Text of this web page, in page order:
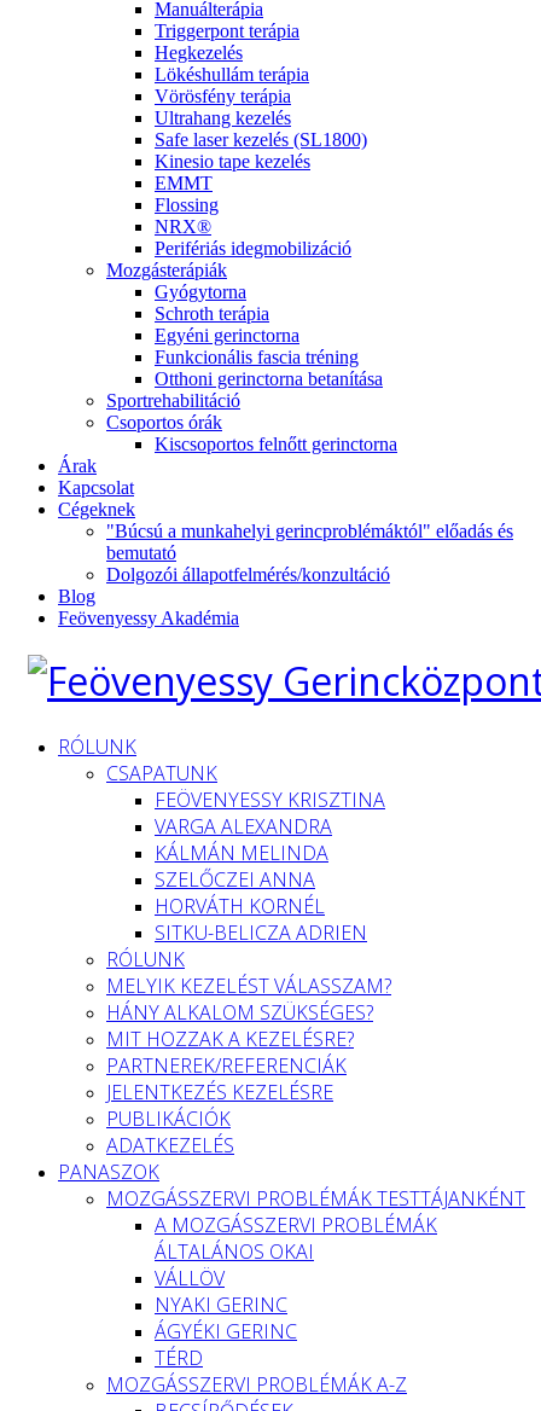
Manuálterápia
Triggerpont terápia
Hegkezelés
Lökéshullám terápia
Vörösfény terápia
Ultrahang kezelés
Safe laser kezelés (SL1800)
Kinesio tape kezelés
EMMT
Flossing
NRX®
Perifériás idegmobilizáció
Mozgásterápiák
Gyógytorna
Schroth terápia
Egyéni gerinctorna
Funkcionális fascia tréning
Otthoni gerinctorna betanítása
Sportrehabilitáció
Csoportos órák
Kiscsoportos felnőtt gerinctorna
Árak
Kapcsolat
Cégeknek
"Búcsú a munkahelyi gerincproblémáktól" előadás és
bemutató
Dolgozói állapotfelmérés/konzultáció
Blog
Feövenyessy Akadémia
RÓLUNK
CSAPATUNK
FEÖVENYESSY KRISZTINA
VARGA ALEXANDRA
KÁLMÁN MELINDA
SZELŐCZEI ANNA
HORVÁTH KORNÉL
SITKU-BELICZA ADRIEN
RÓLUNK
MELYIK KEZELÉST VÁLASSZAM?
HÁNY ALKALOM SZÜKSÉGES?
MIT HOZZAK A KEZELÉSRE?
PARTNEREK/REFERENCIÁK
JELENTKEZÉS KEZELÉSRE
PUBLIKÁCIÓK
ADATKEZELÉS
PANASZOK
MOZGÁSSZERVI PROBLÉMÁK TESTTÁJANKÉNT
A MOZGÁSSZERVI PROBLÉMÁK
ÁLTALÁNOS OKAI
VÁLLÖV
NYAKI GERINC
ÁGYÉKI GERINC
TÉRD
MOZGÁSSZERVI PROBLÉMÁK A-Z